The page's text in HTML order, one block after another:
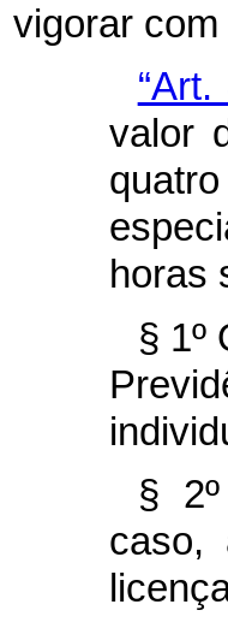
vigorar
“Art.
valor
horas
§ 1º
§
caso,